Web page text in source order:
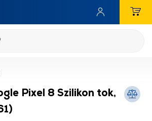
Pixel 8 Szilikon tok,